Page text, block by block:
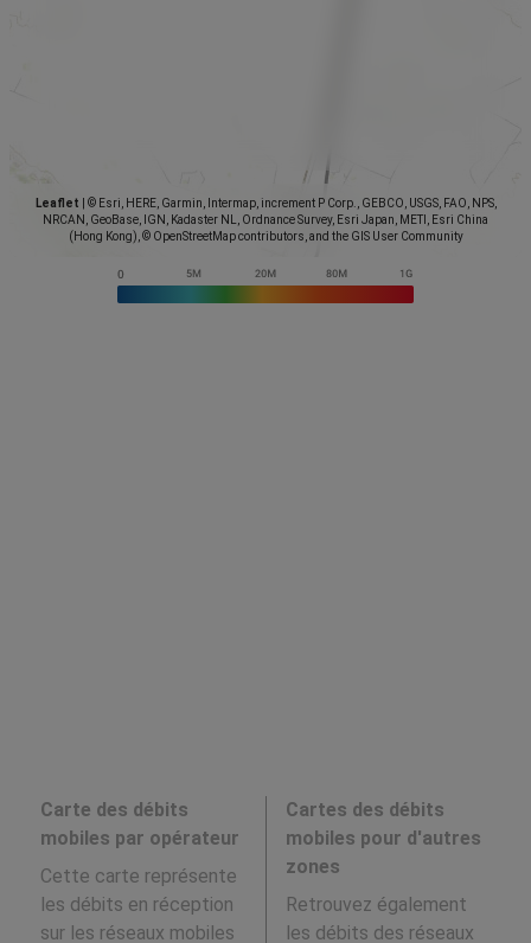
Leaflet
© Esri, HERE, Garmin, Intermap, increment P Corp., GEBCO, USGS, FAO, NPS,
NRCAN, GeoBase, IGN, Kadaster NL, Ordnance Survey, Esri Japan, METI, Esri China
(Hong Kong), © OpenStreetMap contributors, and the GIS User Community
Carte des débits
mobiles par opérateur
Cette carte représente
les débits en réception
sur les réseaux mobiles
Cartes des débits
mobiles pour d'autres
zones
Retrouvez également
les débits des réseaux